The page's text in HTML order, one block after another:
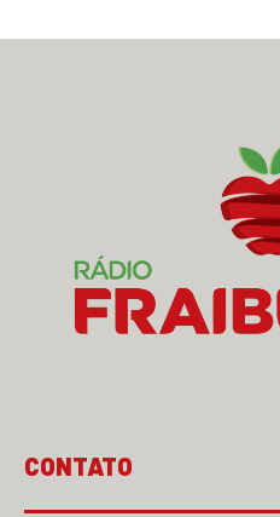
CONTATO